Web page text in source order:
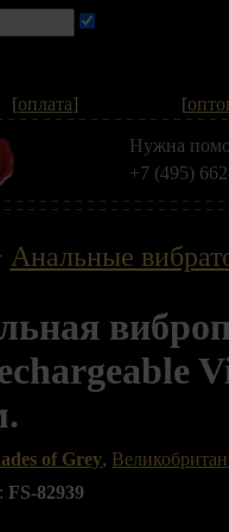
[оплата] [
Нужна
+7 (495)
Анальные
of Grey,
FS-82939